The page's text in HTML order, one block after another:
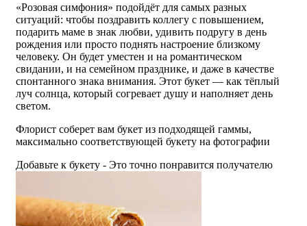
«Розовая симфония» подойдёт для самых разных
ситуаций: чтобы поздравить коллегу с повышением,
подарить маме в знак любви, удивить подругу в день
рождения или просто поднять настроение близкому
человеку. Он будет уместен и на романтическом
свидании, и на семейном празднике, и даже в качестве
спонтанного знака внимания. Этот букет — как тёплый
луч солнца, который согревает душу и наполняет день
светом.
Флорист соберет вам букет из подходящей гаммы,
максимально соответствующей букету на фотографии
Добавьте к букету - Это точно понравится получателю